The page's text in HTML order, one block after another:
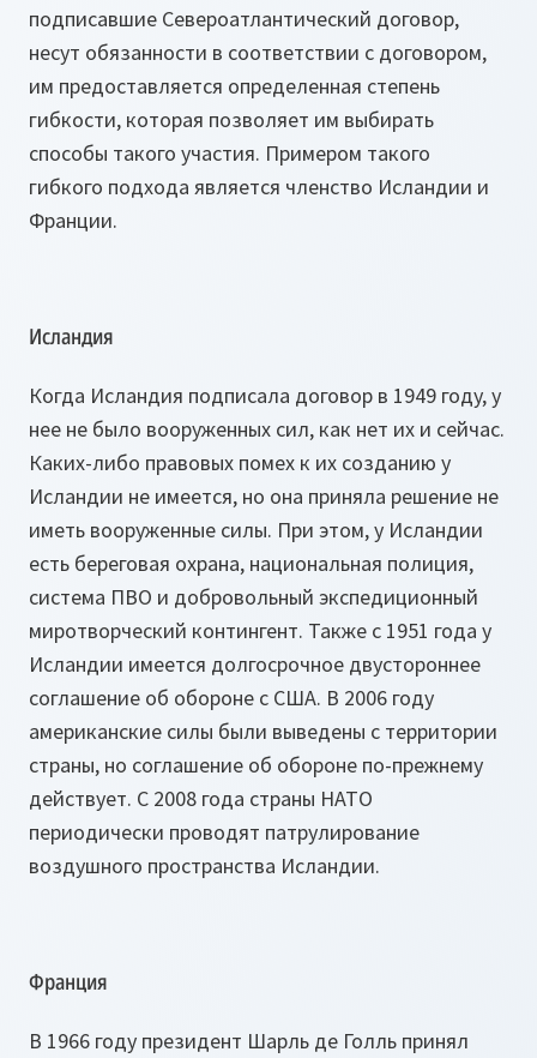
подписавшие Североатлантический договор,
несут обязанности в соответствии с договором,
им предоставляется определенная степень
гибкости, которая позволяет им выбирать
способы такого участия. Примером такого
гибкого подхода является членство Исландии и
Франции.
Исландия
Когда Исландия подписала договор в 1949 году, у
нее не было вооруженных сил, как нет их и сейчас.
Каких-либо правовых помех к их созданию у
Исландии не имеется, но она приняла решение не
иметь вооруженные силы. При этом, у Исландии
есть береговая охрана, национальная полиция,
система ПВО и добровольный экспедиционный
миротворческий контингент. Также с 1951 года у
Исландии имеется долгосрочное двустороннее
соглашение об обороне с США. В 2006 году
американские силы были выведены с территории
страны, но соглашение об обороне по-прежнему
действует. С 2008 года страны НАТО
периодически проводят патрулирование
воздушного пространства Исландии.
Франция
В 1966 году президент Шарль де Голль принял